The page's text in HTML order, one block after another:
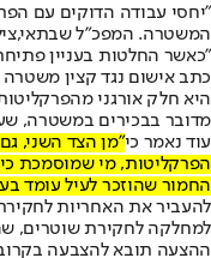
"יחסי עבודה הדוקים עם
המשטרה. המפכ"ל
"כאשר החלטות בעניין
כתב אישום נגד קצין
היא חלק אורגני
מדובר בבכירים במשטרה,
עוד נאמר כי"מן הצד השני,
הפרקליטות, מי שמוסמכת
החמור שהוזכר לעיל עומד
להעביר את האחריות
למחלקה לחקירת שוטרים,
ההצעה תובא להצבעה